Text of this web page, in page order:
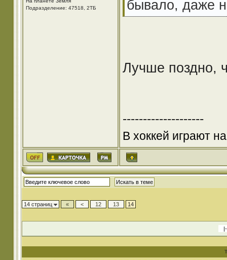
Подразделение: 47518, 2ТБ
бывало, даже
Лучше поздно,
--------------------
В хоккей играют
14 страниц « < 12 13 14